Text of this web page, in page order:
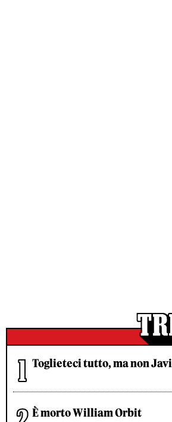
Toglieteci tutto, ma non
È morto William Orbit